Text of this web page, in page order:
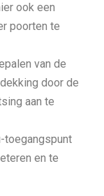
ook een
poorten te
van de
door de
aan te
toegangspunt
en te